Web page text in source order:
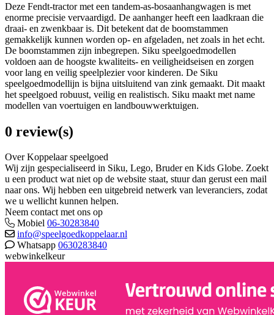
Deze Fendt-tractor met een tandem-as-bosaanhangwagen is met
enorme precisie vervaardigd. De aanhanger heeft een laadkraan die
draai- en zwenkbaar is. Dit betekent dat de boomstammen
gemakkelijk kunnen worden op- en afgeladen, net zoals in het echt.
De boomstammen zijn inbegrepen. Siku speelgoedmodellen
voldoen aan de hoogste kwaliteits- en veiligheidseisen en zorgen
voor lang en veilig speelplezier voor kinderen. De Siku
speelgoedmodellijn is bijna uitsluitend van zink gemaakt. Dit maakt
het speelgoed robuust, veilig en realistisch. Siku maakt met name
modellen van voertuigen en landbouwwerktuigen.
0 review(s)
Over Koppelaar speelgoed
Wij zijn gespecialiseerd in Siku, Lego, Bruder en Kids Globe. Zoekt
u een product wat niet op de website staat, stuur dan gerust een mail
naar ons. Wij hebben een uitgebreid netwerk van leveranciers, zodat
we u wellicht kunnen helpen.
Neem contact met ons op
Mobiel 06-30283840
info@speelgoedkoppelaar.nl
Whatsapp 0630283840
webwinkelkeur